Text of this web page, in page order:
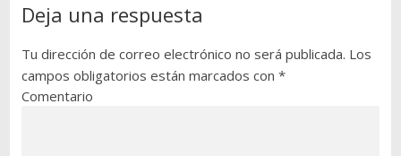
Deja una respuesta
Tu dirección de correo electrónico no será publicada. Los
campos obligatorios están marcados con *
Comentario